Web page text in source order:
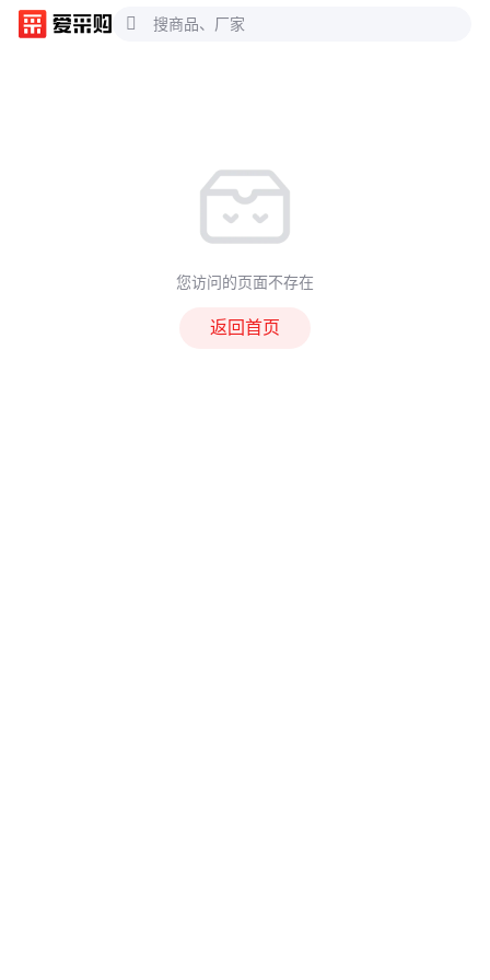
您访问的页面不存在
返回首页